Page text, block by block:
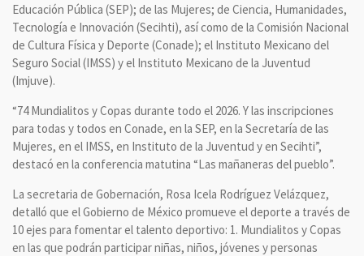
Educación Pública (SEP); de las Mujeres; de Ciencia, Humanidades,
Tecnología e Innovación (Secihti), así como de la Comisión Nacional
de Cultura Física y Deporte (Conade); el Instituto Mexicano del
Seguro Social (IMSS) y el Instituto Mexicano de la Juventud
(Imjuve).
“74 Mundialitos y Copas durante todo el 2026. Y las inscripciones
para todas y todos en Conade, en la SEP, en la Secretaría de las
Mujeres, en el IMSS, en Instituto de la Juventud y en Secihti”,
destacó en la conferencia matutina “Las mañaneras del pueblo”.
La secretaria de Gobernación, Rosa Icela Rodríguez Velázquez,
detalló que el Gobierno de México promueve el deporte a través de
10 ejes para fomentar el talento deportivo: 1. Mundialitos y Copas
en las que podrán participar niñas, niños, jóvenes y personas